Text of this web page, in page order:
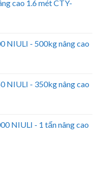
cao 1.6 mét CTY-
NIULI - 500kg nâng cao
NIULI - 350kg nâng cao
NIULI - 1 tấn nâng cao